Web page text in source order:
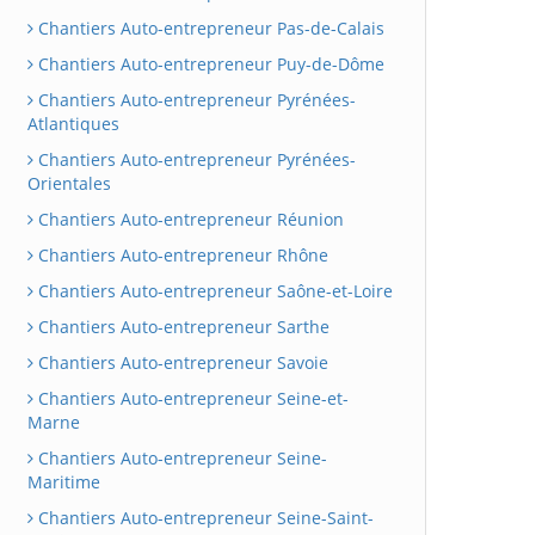
Chantiers Auto-entrepreneur Pas-de-Calais
Chantiers Auto-entrepreneur Puy-de-Dôme
Chantiers Auto-entrepreneur Pyrénées-
Atlantiques
Chantiers Auto-entrepreneur Pyrénées-
Orientales
Chantiers Auto-entrepreneur Réunion
Chantiers Auto-entrepreneur Rhône
Chantiers Auto-entrepreneur Saône-et-Loire
Chantiers Auto-entrepreneur Sarthe
Chantiers Auto-entrepreneur Savoie
Chantiers Auto-entrepreneur Seine-et-
Marne
Chantiers Auto-entrepreneur Seine-
Maritime
Chantiers Auto-entrepreneur Seine-Saint-